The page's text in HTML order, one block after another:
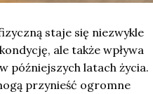
staje się niezwykle
ale także wpływa
późniejszych latach życia.
przynieść ogromne